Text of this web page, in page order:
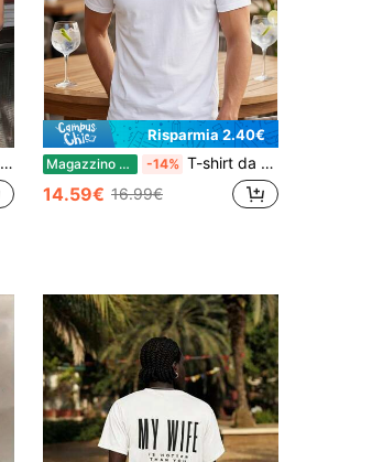
Risparmia 2.40€
Magazzino EU -14% T-shirt da uomo da 180g in 100% cotone con stampa a caldo, collo rotondo traspirante e confortevole, design vintage Portofino Gin con grafica vintage moderna, maglietta casual estiva versatile da uomo, resistente e facile da lavare, ideale per viaggi, vacanze, attività all'aperto e look urbano contemporaneo
14.59€ 16.99€